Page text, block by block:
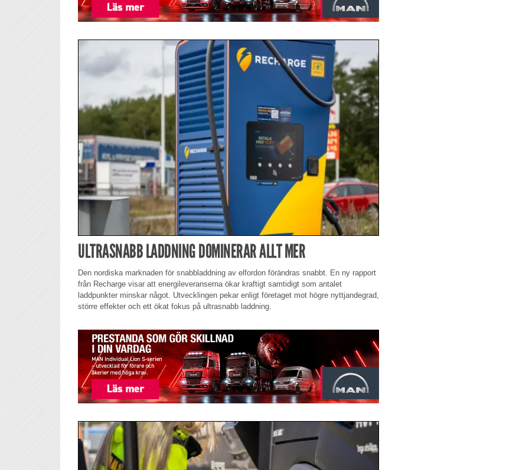
ULTRASNABB LADDNING DOMINERAR ALLT MER
Den nordiska marknaden för snabbladdning av elfordon förändras snabbt. En ny rapport
från Recharge visar att energileveranserna ökar kraftigt samtidigt som antalet
laddpunkter minskar något. Utvecklingen pekar enligt företaget mot högre nyttjandegrad,
större effekter och ett ökat fokus på ultrasnabb laddning.